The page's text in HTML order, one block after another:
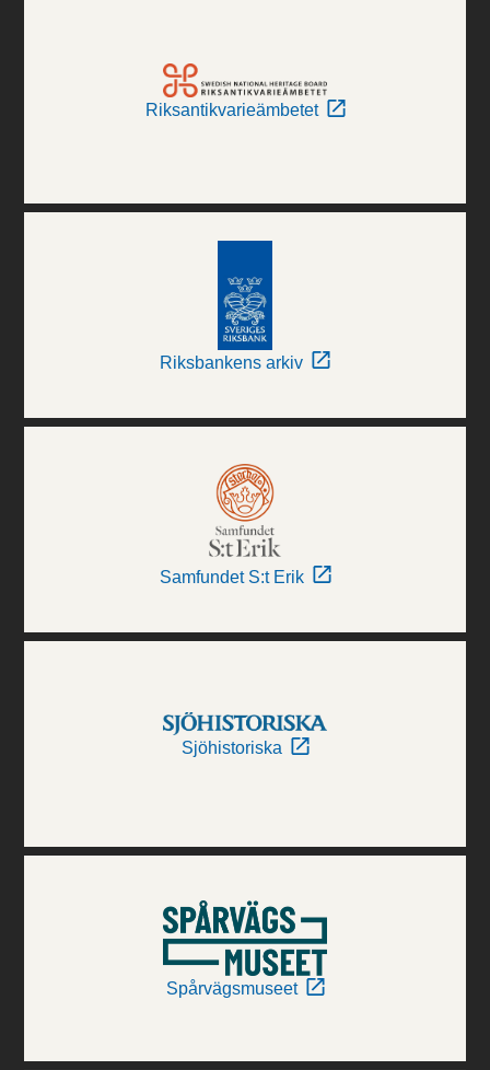
Riksantikvarieämbetet
Riksbankens arkiv
Samfundet S:t Erik
Sjöhistoriska
Spårvägsmuseet